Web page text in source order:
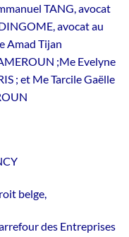
TANG, avocat
avocat au
Amad Tijan
;Me Evelyne
; et Me Tarcile Gaëlle
belge,
des Entreprises